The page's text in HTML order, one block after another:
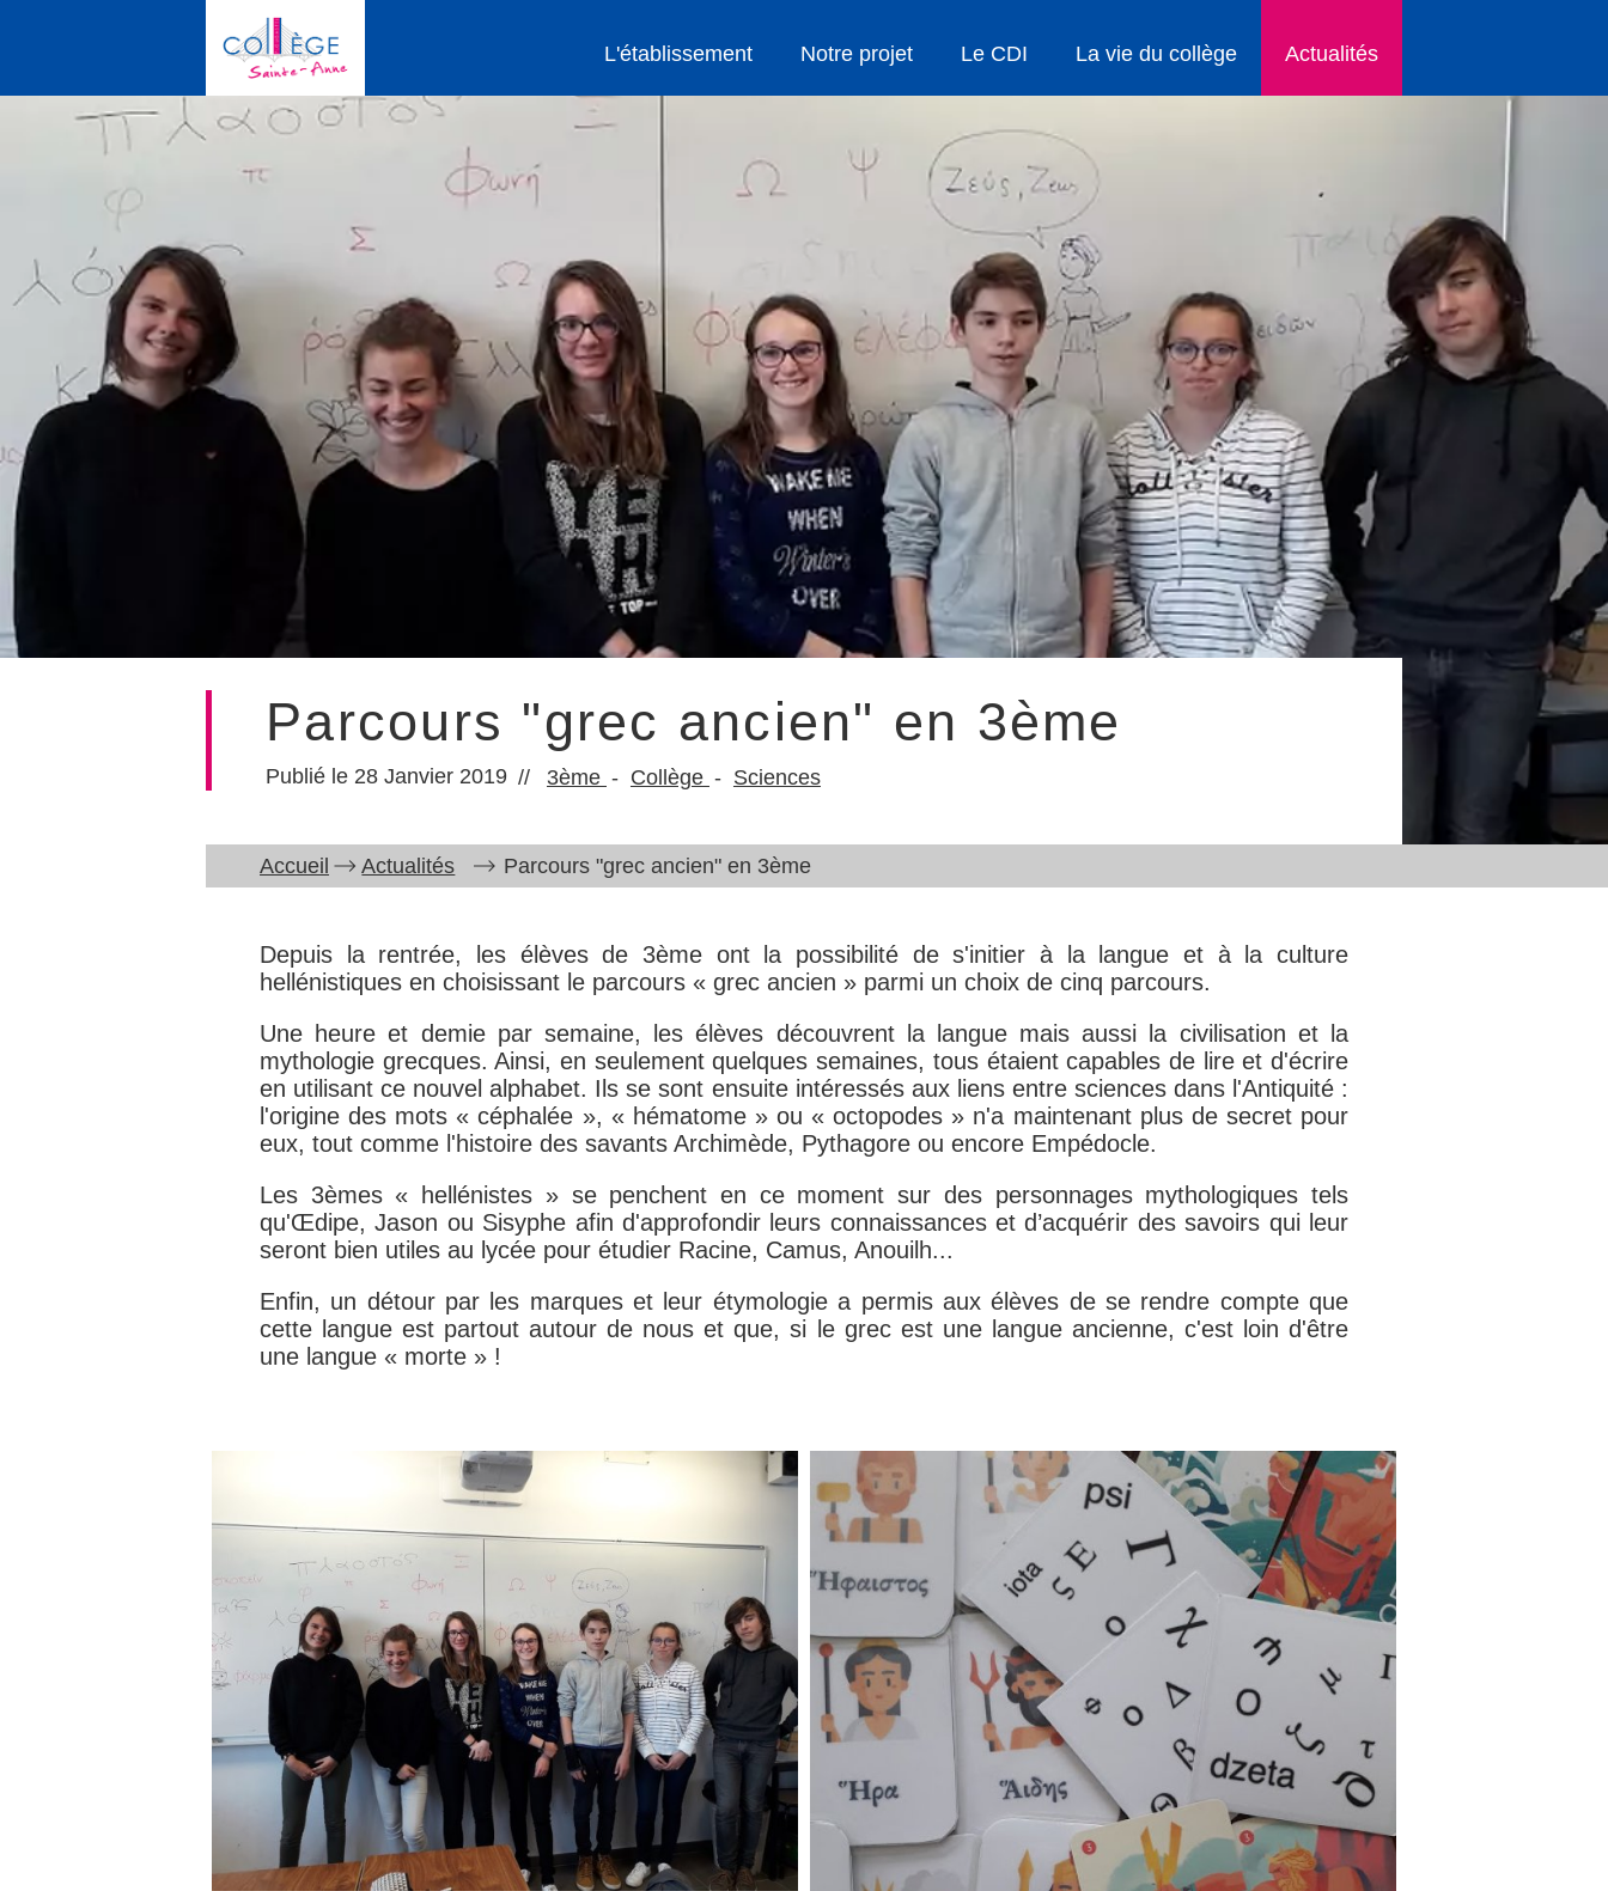
L'établissement Notre projet Le CDI La vie du collège Actualités
Parcours "grec ancien" en 3ème
28 Janvier 2019 3ème Collège Sciences
Accueil Actualités Parcours "grec ancien" en 3ème
Depuis la rentrée, les élèves de 3ème ont la possibilité de s'initier à la langue et à la culture
hellénistiques en choisissant le parcours « grec ancien » parmi un choix de cinq parcours.
Une heure et demie par semaine, les élèves découvrent la langue mais aussi la civilisation et la
mythologie grecques. Ainsi, en seulement quelques semaines, tous étaient capables de lire et d'écrire
en utilisant ce nouvel alphabet. Ils se sont ensuite intéressés aux liens entre sciences dans l'Antiquité :
l'origine des mots « céphalée », « hématome » ou « octopodes » n'a maintenant plus de secret pour
eux, tout comme l'histoire des savants Archimède, Pythagore ou encore Empédocle.
Les 3èmes « hellénistes » se penchent en ce moment sur des personnages mythologiques tels
qu'Œdipe, Jason ou Sisyphe afin d'approfondir leurs connaissances et d’acquérir des savoirs qui leur
seront bien utiles au lycée pour étudier Racine, Camus, Anouilh...
Enfin, un détour par les marques et leur étymologie a permis aux élèves de se rendre compte que
cette langue est partout autour de nous et que, si le grec est une langue ancienne, c'est loin d'être
une langue « morte » !